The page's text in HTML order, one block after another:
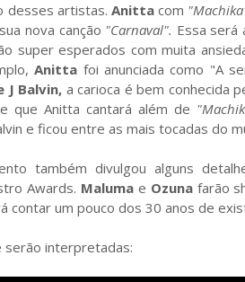
desses artistas. Anittacom
nova canção "Carnaval". Essa será
super esperados com muita
Anitta foi anunciada como "A
J Balvin, a carioca é bem conhecida
que Anitta cantará além de
e ficou entre as mais tocadas do
também divulgou alguns
Awards. Maluma e Ozunafarão
contar um pouco dos 30 anos de
serão interpretadas: